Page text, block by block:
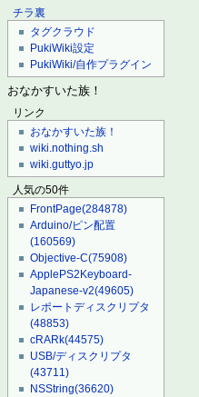
チラ裏
タグクラウド
PukiWiki設定
PukiWiki/自作プラグイン
おなかすいた族！
リンク
おなかすいた族！
wiki.nothing.sh
wiki.guttyo.jp
人気の50件
FrontPage(284878)
Arduino/ピン配置
(160569)
Objective-C(75908)
ApplePS2Keyboard-
Japanese-v2(49605)
レポートディスクリプタ
(48853)
cRARk(44575)
USB/ディスクリプタ
(43711)
NSString(36620)